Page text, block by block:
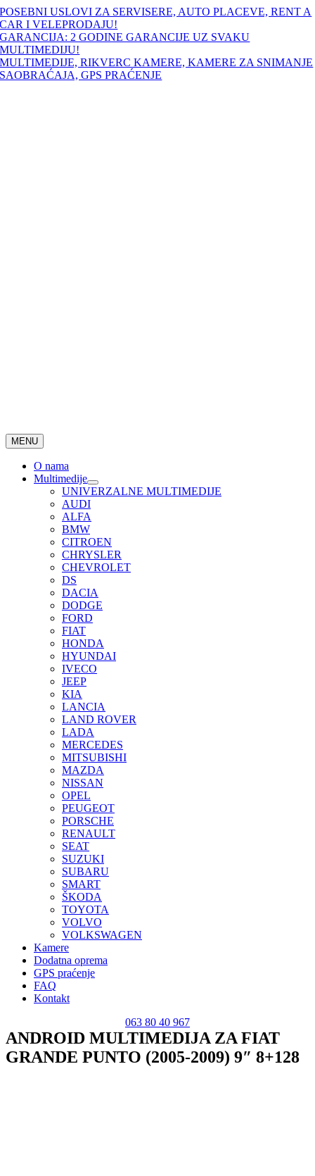
Skip
to
content
POSEBNI USLOVI ZA SERVISERE, AUTO PLACEVE, RENT A
CAR I VELEPRODAJU!
GARANCIJA: 2 GODINE GARANCIJE UZ SVAKU
MULTIMEDIJU!
MULTIMEDIJE, RIKVERC KAMERE, KAMERE ZA SNIMANJE
SAOBRAĆAJA, GPS PRAĆENJE
MENU
O nama
Multimedije
UNIVERZALNE MULTIMEDIJE
AUDI
ALFA
BMW
CITROEN
CHRYSLER
CHEVROLET
DS
DACIA
DODGE
FORD
FIAT
HONDA
HYUNDAI
IVECO
JEEP
KIA
LANCIA
LAND ROVER
LADA
MERCEDES
MITSUBISHI
MAZDA
NISSAN
OPEL
PEUGEOT
PORSCHE
RENAULT
SEAT
SUZUKI
SUBARU
SMART
ŠKODA
TOYOTA
VOLVO
VOLKSWAGEN
Kamere
Dodatna oprema
GPS praćenje
FAQ
Kontakt
063 80 40 967
ANDROID MULTIMEDIJA ZA FIAT
GRANDE PUNTO (2005-2009) 9″ 8+128